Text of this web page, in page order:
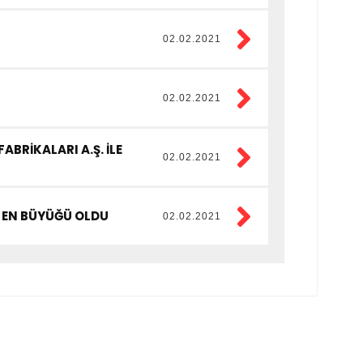
02.02.2021
02.02.2021
A.Ş. İLE
02.02.2021
BÜYÜĞÜ OLDU 02.02.2021